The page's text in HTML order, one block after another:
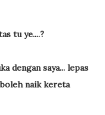
tu ye....?
dengan saya... lepas
naik kereta